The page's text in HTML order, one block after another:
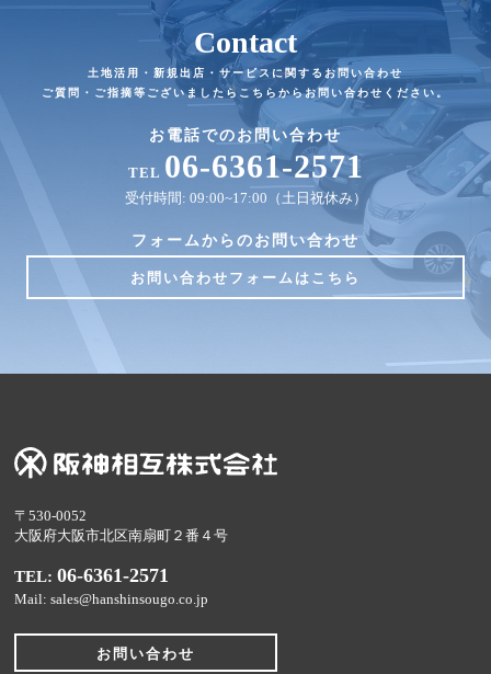
Contact
土地活用・新規出店・サービスに関するお問い合わせ
ご質問・ご指摘等ございましたらこちらからお問い合わせください。
お電話でのお問い合わせ
TEL 06-6361-2571
受付時間: 09:00~17:00（土日祝休み）
フォームからのお問い合わせ
お問い合わせフォームはこちら
〒530-0052
大阪府大阪市北区南扇町２番４号
TEL:06-6361-2571
Mail: sales@hanshinsougo.co.jp
お問い合わせ